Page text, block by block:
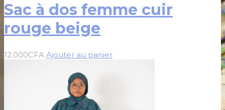
Sac à dos femme cuir
rouge beige
12.000CFA Ajouter au panier